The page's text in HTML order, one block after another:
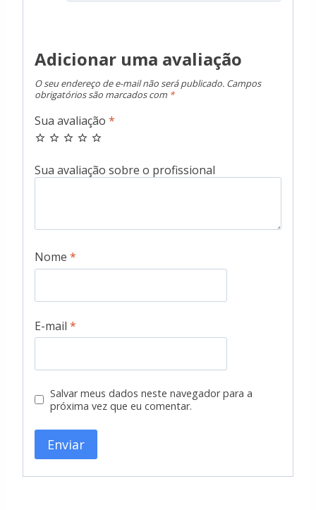
Adicionar uma avaliação
O seu endereço de e-mail não será publicado. Campos
obrigatórios são marcados com *
Sua avaliação *
Nome *
E-mail *
Salvar meus dados neste navegador para a
próxima vez que eu comentar.